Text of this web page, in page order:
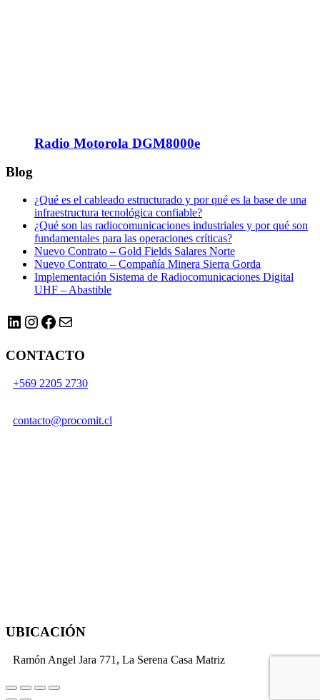
Radio Motorola DGM8000e
Blog
¿Qué es el cableado estructurado y por qué es la base de una
infraestructura tecnológica confiable?
¿Qué son las radiocomunicaciones industriales y por qué son
fundamentales para las operaciones críticas?
Nuevo Contrato – Gold Fields Salares Norte
Nuevo Contrato – Compañía Minera Sierra Gorda
Implementación Sistema de Radiocomunicaciones Digital
UHF – Abastible
LinkedIn
Instagram
Facebook
Correo electrónico
CONTACTO
+569 2205 2730
contacto@procomit.cl
UBICACIÓN
Ramón Angel Jara 771, La Serena Casa Matriz